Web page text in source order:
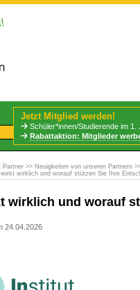
Jetzt Mitglied werden!
Schüler*innen/Studierende im
Rabattaktion: Mitglieder
Partner >> Neuigkeiten von unseren Partnern
wirklich und worauf stützen Sie Ihre
wirklich und worauf
24.04.2026